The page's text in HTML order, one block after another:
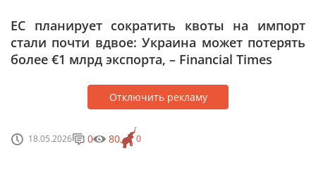
ЕС планирует сократить квоты на импорт
стали почти вдвое: Украина может потерять
более €1 млрд экспорта, – Financial Times
Отключить рекламу
18.05.2026 0
0 80